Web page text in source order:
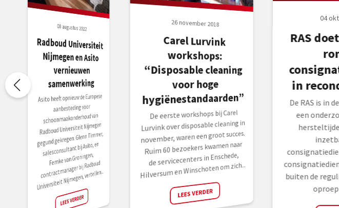
08 augustus 2022
Radboud Universiteit
Nijmegen en Asito
vernieuwen
samenwerking
Asito heeft opnieuw de Europese
aanbesteding voor
schoonmaakonderhoud van
Radboud Universiteit Nijmegen
gegund gekregen. Glenn Timmer,
salesconsultant bij Asito, en
Femke van Groningen,
contractmanager bij Radboud
Universiteit Nijmegen, vertellen...
LEES VERDER
26 november 2018
Carel Lurvink
workshops:
“Disposable cleaning
voor hoge
hygiënestandaarden”
De eerste workshops bij Carel
Lurvink over disposable cleaning in
november, waren een groot succes.
Ruim 60 bezoekers kwamen naar
de servicecenters in Enschede,
Hilversum en Winschoten om zich...
LEES VERDER
04
RAS
in
De RAS is in
een
buiten de